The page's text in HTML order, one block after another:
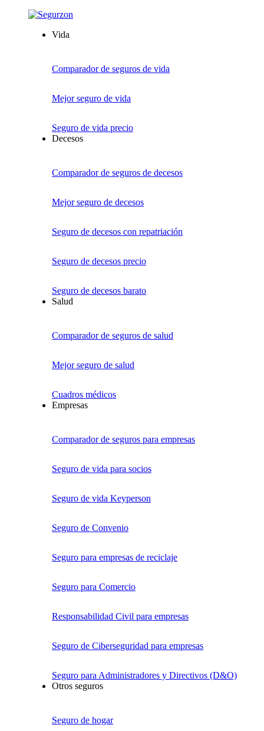
Vida
Comparador de seguros de vida
Mejor seguro de vida
Seguro de vida precio
Decesos
Comparador de seguros de decesos
Mejor seguro de decesos
Seguro de decesos con repatriación
Seguro de decesos precio
Seguro de decesos barato
Salud
Comparador de seguros de salud
Mejor seguro de salud
Cuadros médicos
Empresas
Comparador de seguros para empresas
Seguro de vida para socios
Seguro de vida Keyperson
Seguro de Convenio
Seguro para empresas de reciclaje
Seguro para Comercio
Responsabilidad Civil para empresas
Seguro de Ciberseguridad para empresas
Seguro para Administradores y Directivos (D&O)
Otros seguros
Seguro de hogar